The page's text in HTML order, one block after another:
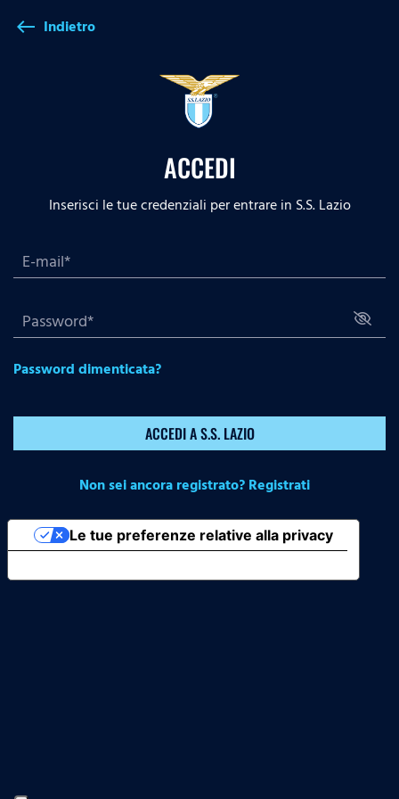
west Indietro
ACCEDI
Inserisci le tue credenziali per entrare in S.S. Lazio
Password dimenticata?
ACCEDI A S.S. LAZIO
Non sei ancora registrato? Registrati
Le tue preferenze relative alla privacy